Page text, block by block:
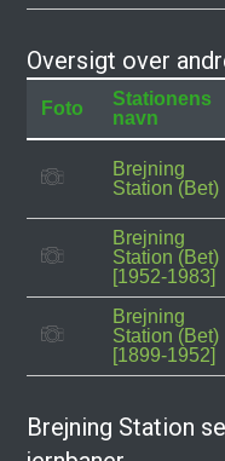
Oversigt over
Foto
Stationens
navn
Brejning
Station (Bet)
Brejning
Station (Bet)
[1952-1983]
Brejning
Station (Bet)
[1899-1952]
Brejning Station